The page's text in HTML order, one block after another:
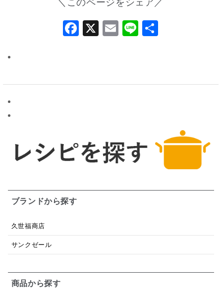
＼このページをシェア／
Facebook
X Email
Line
ブランドから探す
久世福商店
サンクゼール
商品から探す